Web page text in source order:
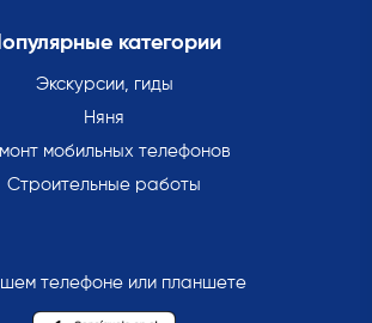
категории
Экскурсии, гиды
Няня
мобильных телефонов
Строительные работы
телефоне или планшете